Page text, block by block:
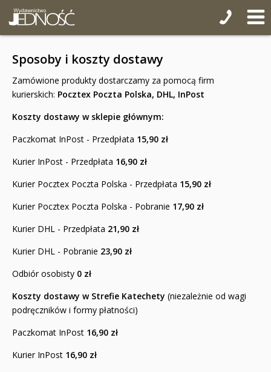
Sposoby i koszty dostawy
Zamówione produkty dostarczamy za pomocą firm
kurierskich: Pocztex Poczta Polska, DHL, InPost
Koszty dostawy w sklepie głównym:
Paczkomat InPost - Przedpłata 15,90 zł
Kurier InPost - Przedpłata 16,90 zł
Kurier Pocztex Poczta Polska - Przedpłata 15,90 zł
Kurier Pocztex Poczta Polska - Pobranie 17,90 zł
Kurier DHL - Przedpłata 21,90 zł
Kurier DHL - Pobranie 23,90 zł
Odbiór osobisty 0 zł
Koszty dostawy w Strefie Katechety (niezależnie od wagi
podręczników i formy płatności)
Paczkomat InPost 16,90 zł
Kurier InPost 16,90 zł